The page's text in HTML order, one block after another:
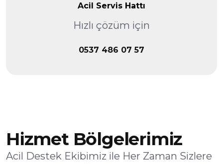
Acil Servis Hattı
Hızlı çözüm için
0537 486 07 57
Hizmet Bölgelerimiz
Acil Destek Ekibimiz ile Her Zaman Sizlere